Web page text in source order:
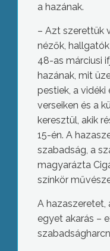
a hazának.
– Azt szerettük
nézők,
48-as márciusi
hazának, mit
pestiek, a vidéki
verseiken és a
keresztül, akik
15-én. A
szabadság, a
magyarázta
színkör
A hazaszeretet,
egyet akarás –